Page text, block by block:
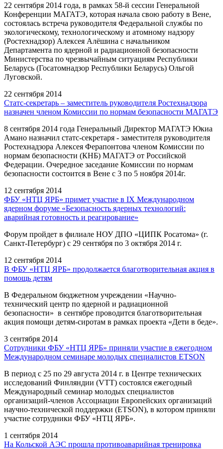
22 сентября 2014 года, в рамках 58-й сессии Генеральной
Конференции МАГАТЭ, которая начала свою работу в Вене,
состоялась встреча руководителя Федеральной службы по
экологическому, технологическому и атомному надзору
(Ростехнадзор) Алексея Алёшина с начальником
Департамента по ядерной и радиационной безопасности
Министерства по чрезвычайным ситуациям Республики
Беларусь (Госатомнадзор Республики Беларусь) Ольгой
Луговской.
22 сентября 2014
Cтатс-секретарь – заместитель руководителя Ростехнадзора
назначен членом Комиссии по нормам безопасности МАГАТЭ
8 сентября 2014 года Генеральный Директор МАГАТЭ Юкиа
Амано назначил статс-секретаря - заместителя руководителя
Ростехнадзора Алексея Ферапонтова членом Комиссии по
нормам безопасности (КНБ) МАГАТЭ от Российской
Федерации. Очередное заседание Комиссии по нормам
безопасности состоится в Вене с 3 по 5 ноября 2014г.
12 сентября 2014
ФБУ «НТЦ ЯРБ» примет участие в IX Международном
ядерном форуме «Безопасность ядерных технологий:
аварийная готовность и реагирование»
Форум пройдет в филиале НОУ ДПО «ЦИПК Росатома» (г.
Санкт-Петербург) с 29 сентября по 3 октября 2014 г.
12 сентября 2014
В ФБУ «НТЦ ЯРБ» продолжается благотворительная акция в
помощь детям
В Федеральном бюджетном учреждении «Научно-
технический центр по ядерной и радиационной
безопасности» в сентябре проводится благотворительная
акция помощи детям-сиротам в рамках проекта «Дети в беде».
3 сентября 2014
Сотрудники ФБУ «НТЦ ЯРБ» приняли участие в ежегодном
Международном семинаре молодых специалистов ETSON
В период с 25 по 29 августа 2014 г. в Центре технических
исследований Финляндии (VTT) состоялся ежегодный
Международный семинар молодых специалистов
организаций-членов Ассоциации Европейских организаций
научно-технической поддержки (ETSON), в котором приняли
участие сотрудники ФБУ «НТЦ ЯРБ».
1 сентября 2014
На Кольской АЭС прошла противоаварийная тренировка